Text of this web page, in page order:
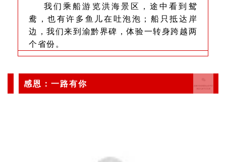
我们乘船游览洪海景区，途中看到鸳
鸯，也有许多鱼儿在吐泡泡；船只抵达岸
边，我们来到渝黔界碑，体验一转身跨越两
个省份。
感恩：一路有你